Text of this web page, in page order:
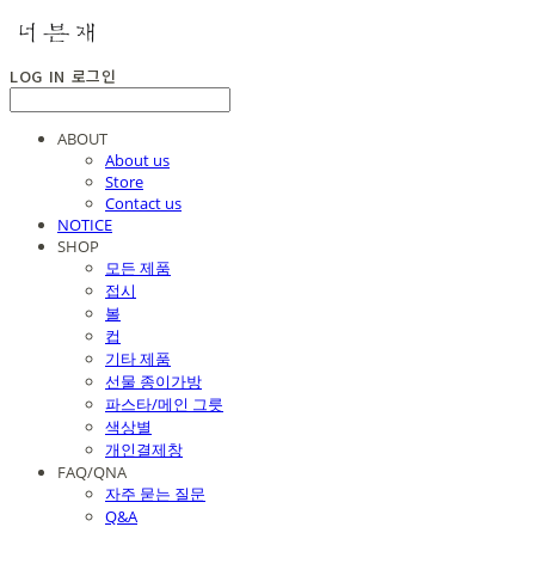
LOG IN 로그인
ABOUT
About us
Store
Contact us
NOTICE
SHOP
모든 제품
접시
볼
컵
기타 제품
선물 종이가방
파스타/메인 그릇
색상별
개인결제창
FAQ/QNA
자주 묻는 질문
Q&A